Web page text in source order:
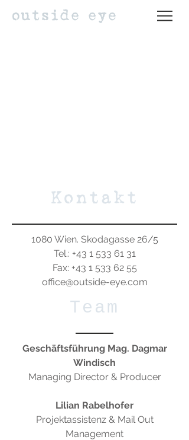
Kontakt
1080 Wien. Skodagasse 26/5
Tel.: +43 1 533 61 31
Fax: +43 1 533 62 55
office@outside-eye.com
Team
Geschäftsführung Mag. Dagmar
Windisch
Managing Director & Producer
Lilian Rabelhofer
Projektassistenz & Mail Out
Management